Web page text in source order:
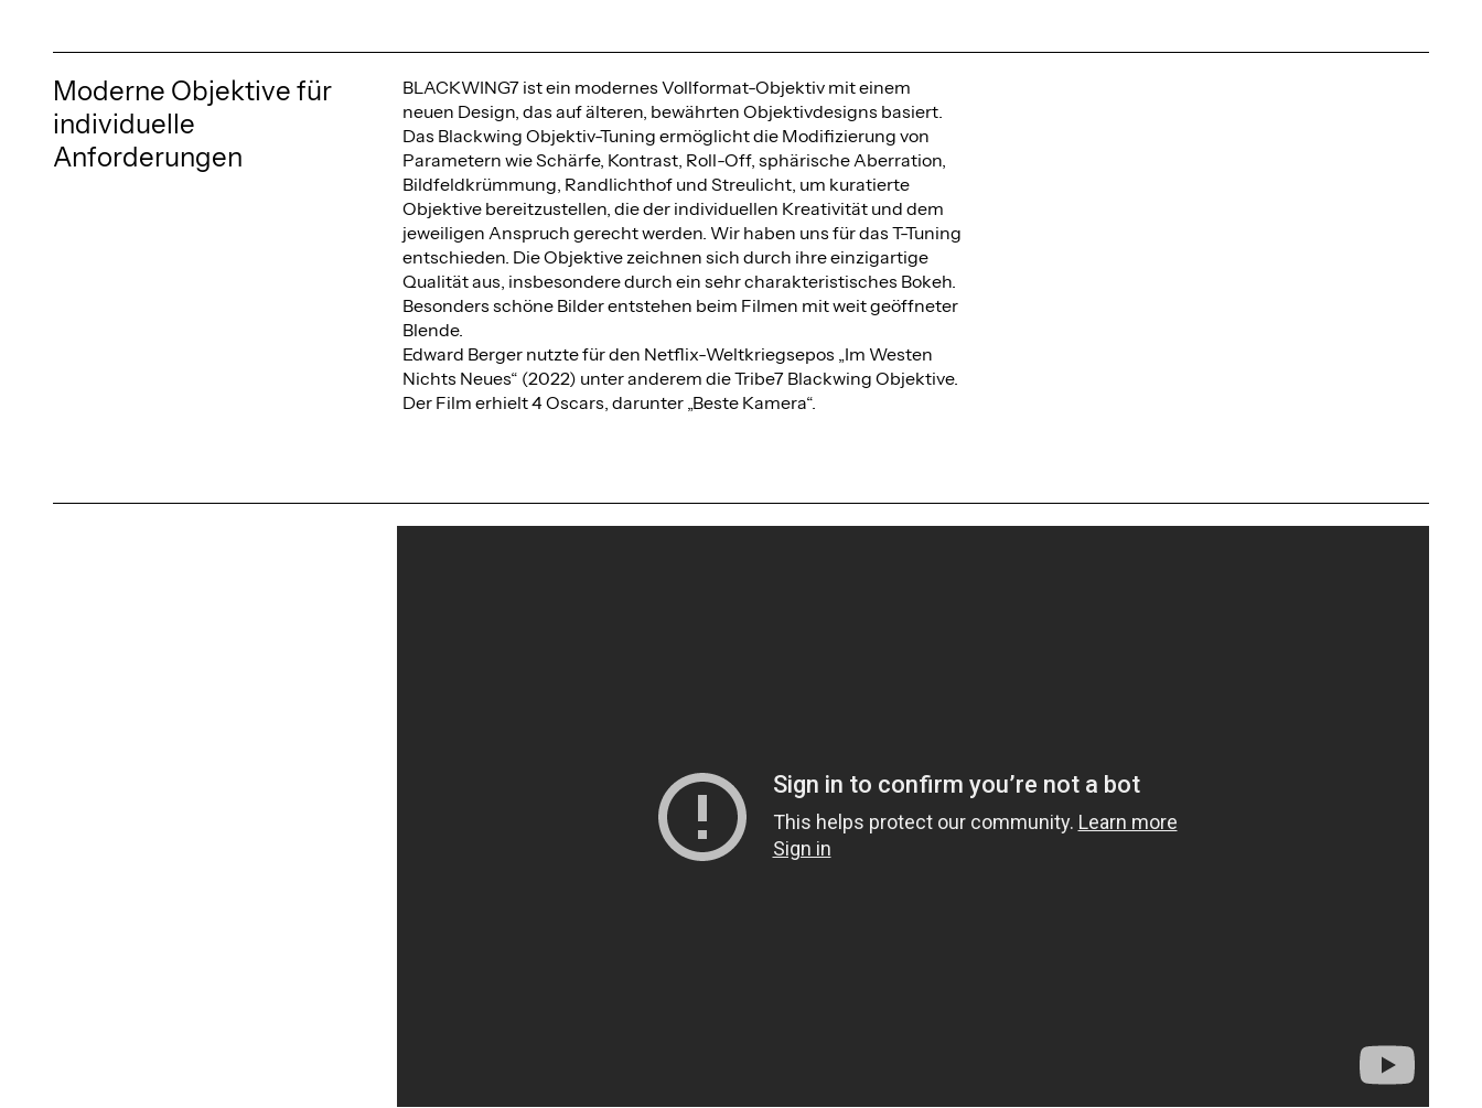
Moderne Objektive für
individuelle
Anforderungen
BLACKWING7 ist ein modernes Vollformat-Objektiv mit einem
neuen Design, das auf älteren, bewährten Objektivdesigns basiert.
Das Blackwing Objektiv-Tuning ermöglicht die Modifizierung von
Parametern wie Schärfe, Kontrast, Roll-Off, sphärische Aberration,
Bildfeldkrümmung, Randlichthof und Streulicht, um kuratierte
Objektive bereitzustellen, die der individuellen Kreativität und dem
jeweiligen Anspruch gerecht werden. Wir haben uns für das T-Tuning
entschieden. Die Objektive zeichnen sich durch ihre einzigartige
Qualität aus, insbesondere durch ein sehr charakteristisches Bokeh.
Besonders schöne Bilder entstehen beim Filmen mit weit geöffneter
Blende.
Edward Berger nutzte für den Netflix-Weltkriegsepos „Im Westen
Nichts Neues“ (2022) unter anderem die Tribe7 Blackwing Objektive.
Der Film erhielt 4 Oscars, darunter „Beste Kamera“.